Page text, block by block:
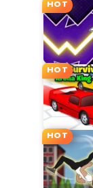
HOT
HOT
HOT